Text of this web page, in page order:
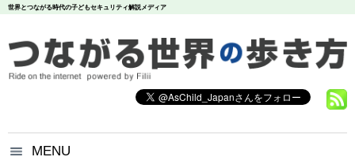
世界とつながる時代の子どもセキュリティ解説メディア
MENU